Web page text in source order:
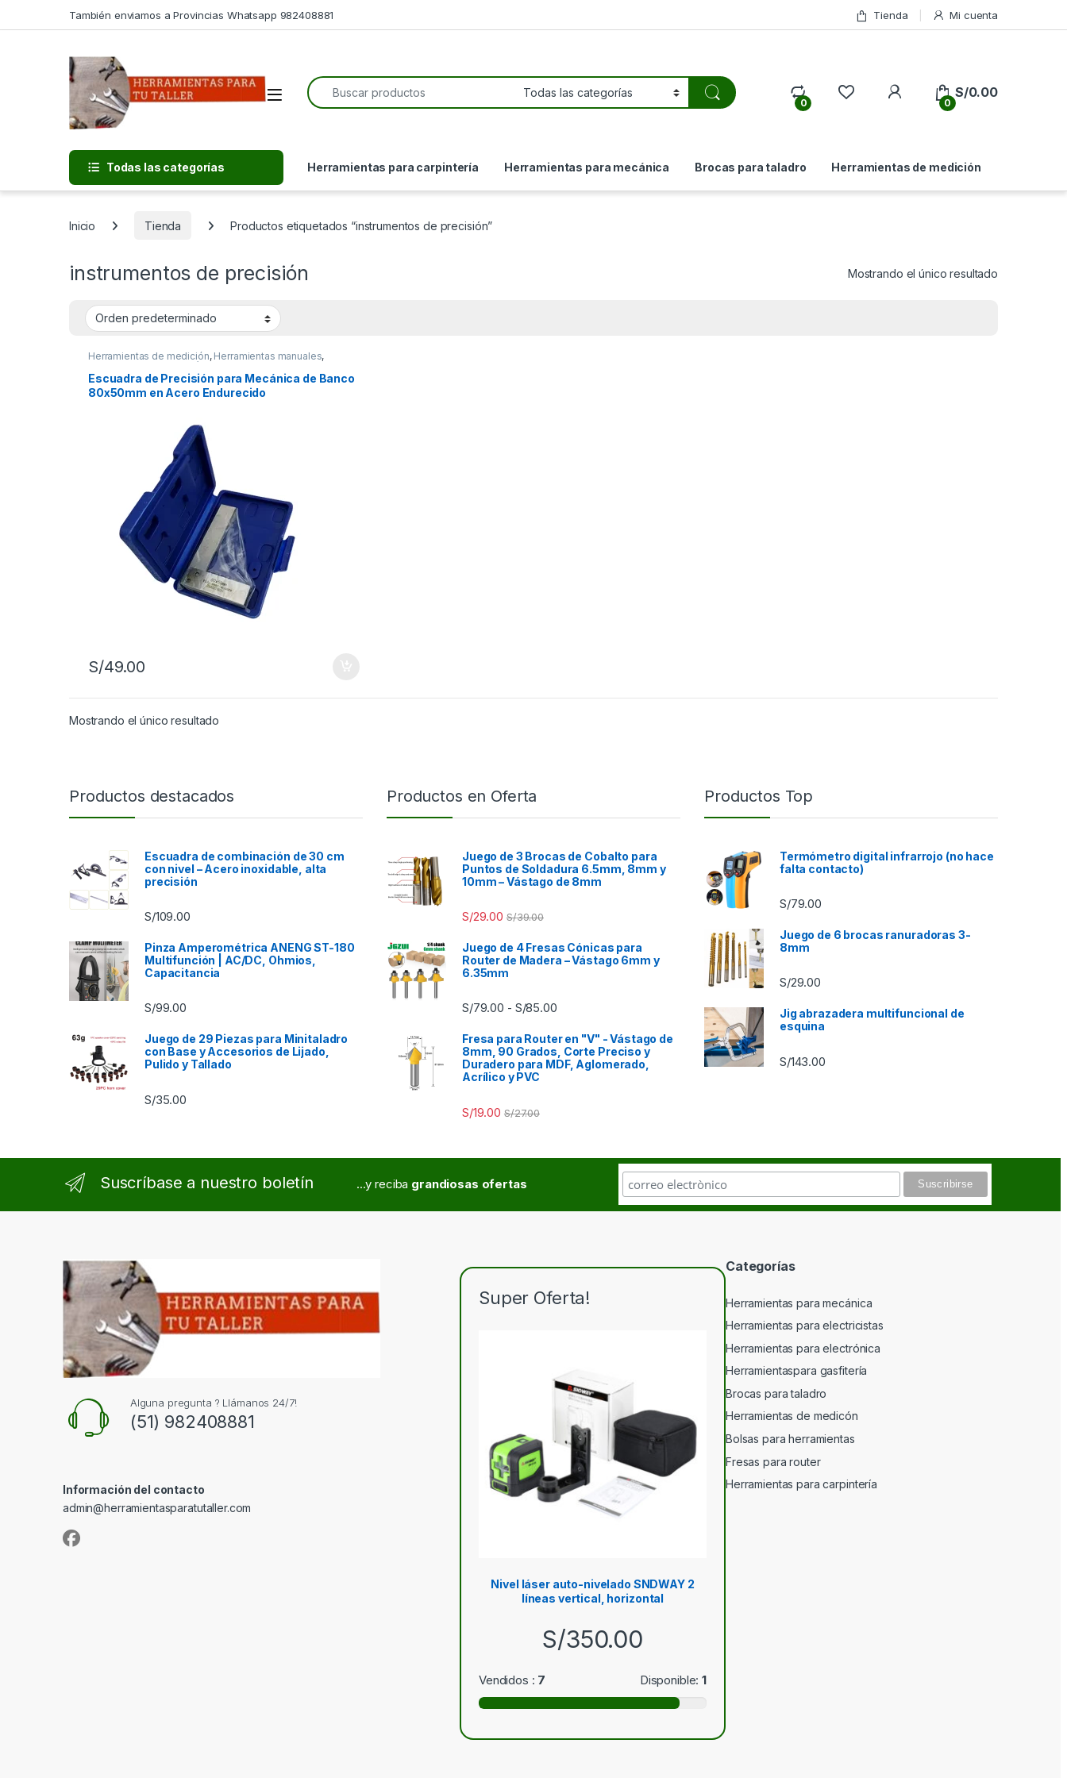
También enviamos a Provincias Whatsapp 982408881 Tienda Mi cuenta
Open
Search for:
0
My Account
0
S/0.00
Todas las categorías Herramientas para carpintería Herramientas para mecánica Brocas para taladro Herramientas de medición
Inicio Tienda Productos etiquetados “instrumentos de precisión”
instrumentos de precisión Mostrando el único resultado
Herramientas de medición, Herramientas manuales,
Herramientas para mecánica
Escuadra de Precisión para Mecánica de Banco
80x50mm en Acero Endurecido
S/49.00
Mostrando el único resultado
Productos destacados
Escuadra de combinación de 30 cm
con nivel – Acero inoxidable, alta
precisión
S/109.00
Pinza Amperométrica ANENG ST-180
Multifunción | AC/DC, Ohmios,
Capacitancia
S/99.00
Juego de 29 Piezas para Minitaladro
con Base y Accesorios de Lijado,
Pulido y Tallado
S/35.00
Productos en Oferta
Juego de 3 Brocas de Cobalto para
Puntos de Soldadura 6.5mm, 8mm y
10mm – Vástago de 8mm
S/29.00 S/39.00
Juego de 4 Fresas Cónicas para
Router de Madera – Vástago 6mm y
6.35mm
S/79.00 - S/85.00Rango de precios: desde S/79.00 hasta S/85.00
Fresa para Router en "V" - Vástago de
8mm, 90 Grados, Corte Preciso y
Duradero para MDF, Aglomerado,
Acrílico y PVC
S/19.00 S/27.00
Productos Top
Termómetro digital infrarrojo (no hace
falta contacto)
S/79.00
Juego de 6 brocas ranuradoras 3-
8mm
S/29.00
Jig abrazadera multifuncional de
esquina
S/143.00
Suscríbase a nuestro boletín ...y reciba grandiosas ofertas
Alguna pregunta ? Llámanos 24/7!
(51) 982408881
Información del contacto
admin@herramientasparatutaller.com
Super Oferta!
Nivel láser auto-nivelado SNDWAY 2
líneas vertical, horizontal
S/350.00
Vendidos : 7 Disponible:1
Categorías
Herramientas para mecánica
Herramientas para electricistas
Herramientas para electrónica
Herramientaspara gasfitería
Brocas para taladro
Herramientas de medicón
Bolsas para herramientas
Fresas para router
Herramientas para carpintería